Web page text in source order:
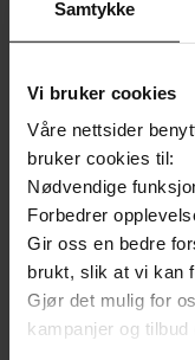
Samtykke
Vi bruker cookies
Våre nettsider
bruker cookies til:
Nødvendige
Forbedrer
Gir oss en bedre
brukt, slik at vi kan
Gjør det mulig for
kampanjer og
199,-
Minnesota
Jo Nesbø
EBOK